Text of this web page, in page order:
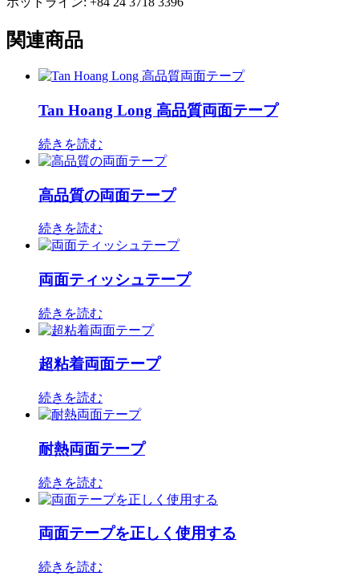
関連商品
Tan Hoang Long 高品質両面テープ
続きを読む
高品質の両面テープ
続きを読む
両面ティッシュテープ
続きを読む
超粘着両面テープ
続きを読む
耐熱両面テープ
続きを読む
両面テープを正しく使用する
続きを読む